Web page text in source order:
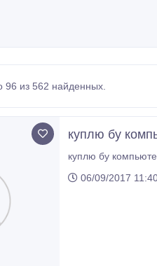
96 из 562 найденных.
куплю бу
06/09/2017